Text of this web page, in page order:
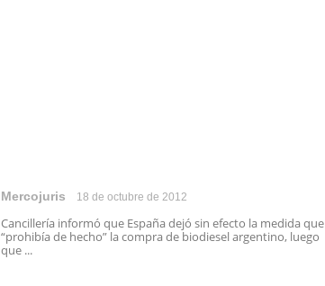
Mercojuris 18 de octubre de 2012
Cancillería informó que España dejó sin efecto la medida que
“prohibía de hecho” la compra de biodiesel argentino, luego
que ...